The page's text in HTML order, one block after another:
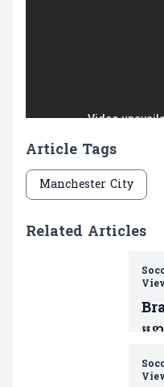
Article Tags
Manchester City
Related Articles
អន
សជ